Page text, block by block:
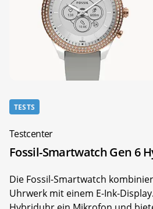
TESTS
Testcenter
Fossil-Smartwatch Gen 6
Die Fossil-Smartwatch
Uhrwerk mit einem E-Ink-